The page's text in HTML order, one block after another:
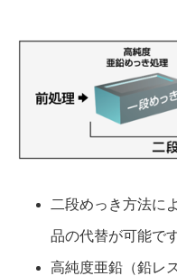
二段めっき方法に
品の代替が可能です
高純度亜鉛（鉛レ